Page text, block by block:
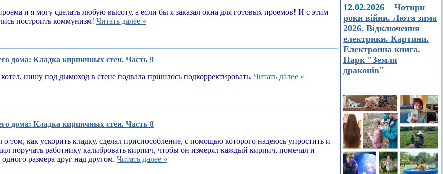
и я могу сделать любую высоту, а если бы я заказал окна для готовых проемов! И с этим
построить коммунизм! Читать далее »
дома: Кладка кирпичных стен. Часть 9
нишу под дымоход в стене подвала пришлось подкорректировать. Читать далее »
дома: Кладка кирпичных стен. Часть 8
том, как ускорить кладку, сделал приспособление, с помощью которого надеюсь упростить и
поручать работнику калибровать кирпич, чтобы он измерял каждый кирпич, помечал и
размера друг над другом. Читать далее »
12.02.2026 Чотири
роки війни. Люта зима
2026. Відключення
електрики. Картини.
Електронна книга.
Парк "Земля
драконів"